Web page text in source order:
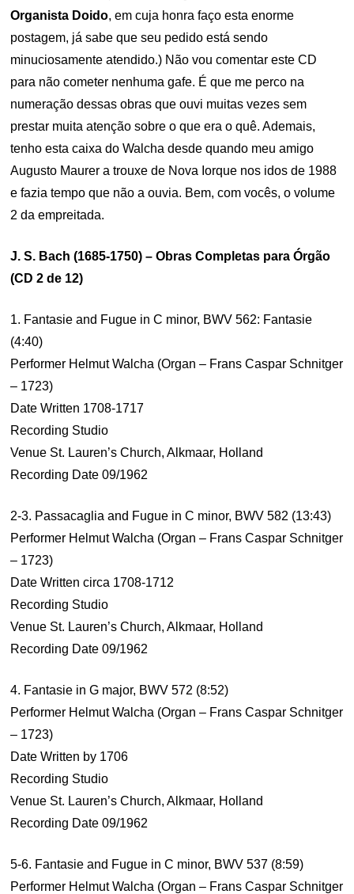
Organista Doido, em cuja honra faço esta enorme
postagem, já sabe que seu pedido está sendo
minuciosamente atendido.) Não vou comentar este CD
para não cometer nenhuma gafe. É que me perco na
numeração dessas obras que ouvi muitas vezes sem
prestar muita atenção sobre o que era o quê. Ademais,
tenho esta caixa do Walcha desde quando meu amigo
Augusto Maurer a trouxe de Nova Iorque nos idos de 1988
e fazia tempo que não a ouvia. Bem, com vocês, o volume
2 da empreitada.
J. S. Bach (1685-1750) – Obras Completas para Órgão
(CD 2 de 12)
1. Fantasie and Fugue in C minor, BWV 562: Fantasie
(4:40)
Performer Helmut Walcha (Organ – Frans Caspar Schnitger
– 1723)
Date Written 1708-1717
Recording Studio
Venue St. Lauren’s Church, Alkmaar, Holland
Recording Date 09/1962
2-3. Passacaglia and Fugue in C minor, BWV 582 (13:43)
Performer Helmut Walcha (Organ – Frans Caspar Schnitger
– 1723)
Date Written circa 1708-1712
Recording Studio
Venue St. Lauren’s Church, Alkmaar, Holland
Recording Date 09/1962
4. Fantasie in G major, BWV 572 (8:52)
Performer Helmut Walcha (Organ – Frans Caspar Schnitger
– 1723)
Date Written by 1706
Recording Studio
Venue St. Lauren’s Church, Alkmaar, Holland
Recording Date 09/1962
5-6. Fantasie and Fugue in C minor, BWV 537 (8:59)
Performer Helmut Walcha (Organ – Frans Caspar Schnitger